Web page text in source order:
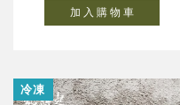
加 入 購 物 車
冷凍